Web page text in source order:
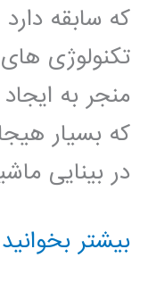
که سابقه
تکنولوژی
منجر به
که بسیار
در بینایی
بسته
بیشتر